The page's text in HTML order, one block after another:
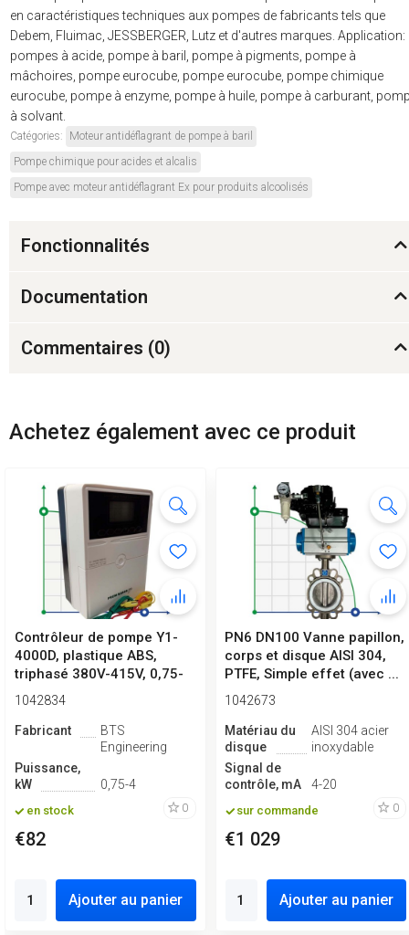
en caractéristiques techniques aux pompes de fabricants tels que
Debem, Fluimac, JESSBERGER, Lutz et d'autres marques. Application:
pompes à acide, pompe à baril, pompe à pigments, pompe à
mâchoires, pompe eurocube, pompe eurocube, pompe chimique
eurocube, pompe à enzyme, pompe à huile, pompe à carburant,
à solvant.
Catégories:
Moteur antidéflagrant de pompe à baril
Pompe chimique pour acides et alcalis
Pompe avec moteur antidéflagrant Ex pour produits alcoolisés
Fonctionnalités
Documentation
Commentaires (0)
Achetez également avec ce produit
Contrôleur de pompe Y1-
4000D, plastique ABS,
triphasé 380V-415V, 0,75-
4kW
1042834
Fabricant
BTS
Engineering
Puissance,
kW
0,75-4
en stock 0
€82
Ajouter au panier
PN6 DN100 Vanne papillon,
corps et disque AISI 304,
PTFE, Simple effet (avec ...
1042673
Matériau du
disque
AISI 304 acier
inoxydable
Signal de
contrôle, mA
4-20
sur commande 0
€1 029
Ajouter au panier